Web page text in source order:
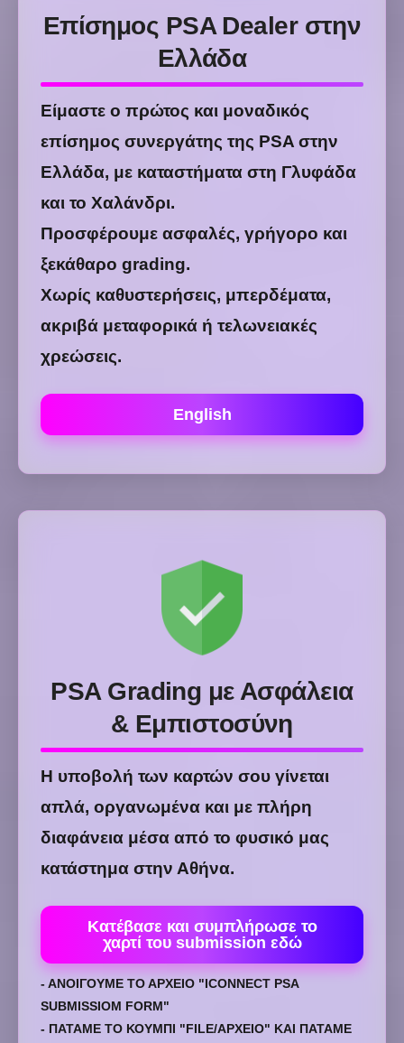
Επίσημος PSA Dealer στην
Ελλάδα
Είμαστε ο πρώτος και μοναδικός
επίσημος συνεργάτης της PSA στην
Ελλάδα, με καταστήματα στη Γλυφάδα
και το Χαλάνδρι.
Προσφέρουμε ασφαλές, γρήγορο και
ξεκάθαρο grading.
Χωρίς καθυστερήσεις, μπερδέματα,
ακριβά μεταφορικά ή τελωνειακές
χρεώσεις.
English
PSA Grading με Ασφάλεια
& Εμπιστοσύνη
Η υποβολή των καρτών σου γίνεται
απλά, οργανωμένα και με πλήρη
διαφάνεια μέσα από το φυσικό μας
κατάστημα στην Αθήνα.
Κατέβασε και συμπλήρωσε το
χαρτί του submission εδώ
- ΑΝΟΙΓΟΥΜΕ ΤΟ ΑΡΧΕΙΟ "ICONNECT PSA
SUBMISSIOM FORM"
- ΠΑΤΑΜΕ ΤΟ ΚΟΥΜΠΙ "FILE/ΑΡΧΕΙΟ" ΚΑΙ ΠΑΤΑΜΕ